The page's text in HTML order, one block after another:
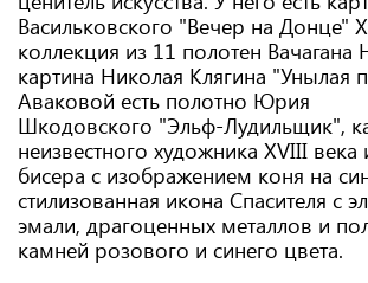
Васильковского "Вечер на Донце"
коллекция из 11 полотен Вачагана
картина Николая Клягина "Унылая
Аваковой есть полотно Юрия
Шкодовского "Эльф-Лудильщик",
неизвестного художника XVIII века
бисера с изображением коня на
стилизованная икона Спасителя с
эмали, драгоценных металлов и
камней розового и синего цвета.